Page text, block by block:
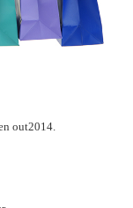
out2014.